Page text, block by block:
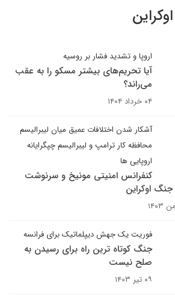
اروپا و تشدید فشار بر روسیه
آیا تحریم‌های بیشتر مسکو را به عقب
می‌راند؟
۰۴ خرداد ۱۴۰۴
آشکار شدن اختلافات عمیق میان لیبرالیسم
محافظه کار ترامپ و لیبرالیسم چپگرایانه
اروپایی ها
کنفرانس امنیتی مونیخ و سرنوشت
اوکراین
فوریت یک جهش دیپلماتیک برای فرانسه
جنگ کوتاه ترین راه برای رسیدن به
صلح نیست
۰۹ تیر ۱۴۰۳